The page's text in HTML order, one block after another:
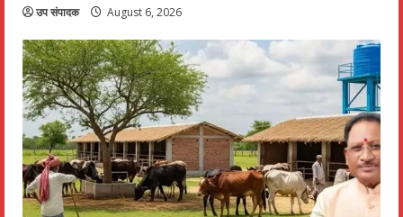
उप संपादक August 6, 2026